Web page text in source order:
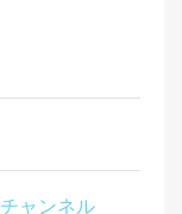
ャンネル